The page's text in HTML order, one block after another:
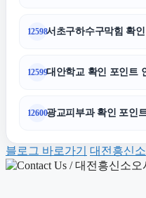
12598서초구하수구막힘 확
12599대안학교 확인 포인트
12600광교피부과 확인 포인
블로그 바로가기 대전흥신